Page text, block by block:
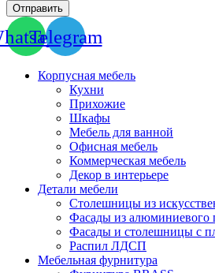
Отправить
Telegram
Корпусная мебель
Кухни
Прихожие
Шкафы
Мебель для ванной
Офисная мебель
Коммерческая мебель
Декор в интерьере
Детали мебели
Столешницы из
Фасады из алюминиевого
Фасады и столешницы с
Распил ЛДСП
Мебельная фурнитура